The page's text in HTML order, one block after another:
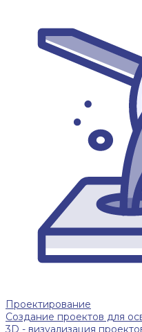
Проектирование
Создание проектов для
3D - визуализация